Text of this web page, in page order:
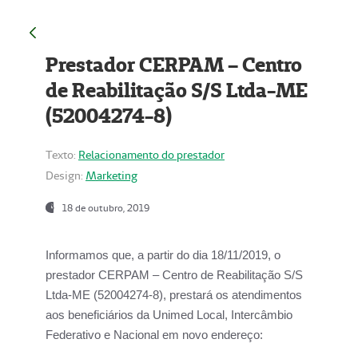
Prestador CERPAM – Centro
de Reabilitação S/S Ltda-ME
(52004274-8)
Texto: Relacionamento do prestador
Design: Marketing
18 de outubro, 2019
Informamos que, a partir do dia 18/11/2019, o
prestador CERPAM – Centro de Reabilitação S/S
Ltda-ME (52004274-8), prestará os atendimentos
aos beneficiários da Unimed Local, Intercâmbio
Federativo e Nacional em novo endereço: